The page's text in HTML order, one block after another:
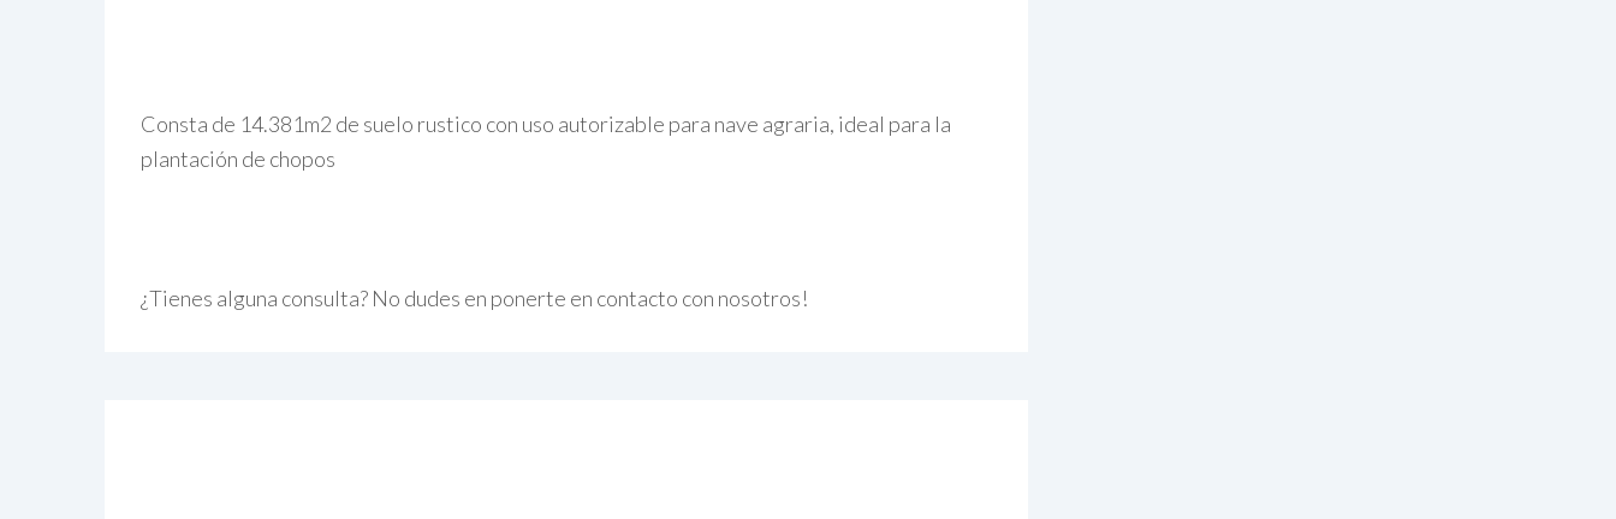
Consta de 14.381m2 de suelo rustico con uso autorizable para nave agraria, ideal para la
plantación de chopos
¿Tienes alguna consulta? No dudes en ponerte en contacto con nosotros!